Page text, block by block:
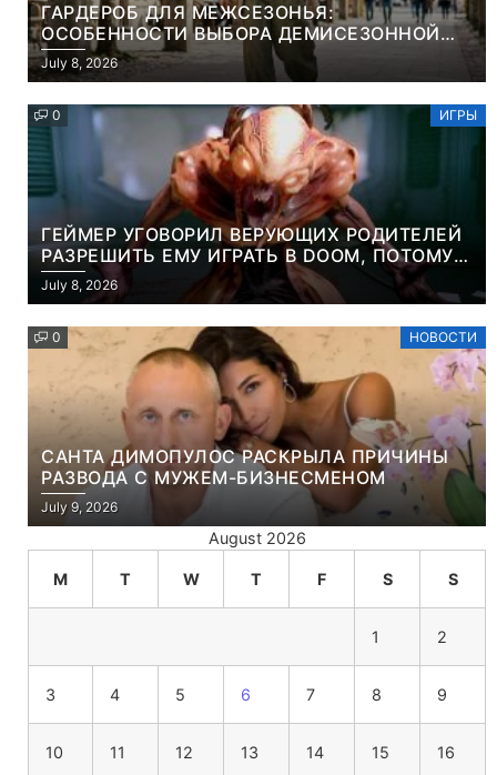
ГАРДЕРОБ ДЛЯ МЕЖСЕЗОНЬЯ:
ОСОБЕННОСТИ ВЫБОРА ДЕМИСЕЗОННОЙ
ПАРКИ И ЭЛЕГАНТНОГО ЖЕНСКОГО ПЛАЩА
July 8, 2026
0 ИГРЫ
ГЕЙМЕР УГОВОРИЛ ВЕРУЮЩИХ РОДИТЕЛЕЙ
РАЗРЕШИТЬ ЕМУ ИГРАТЬ В DOOM, ПОТОМУ
ЧТО ЭТО ХРИСТИАНСКАЯ ИГРА ПРО
УБИЙСТВО ДЕМОНОВ
July 8, 2026
0 НОВОСТИ
САНТА ДИМОПУЛОС РАСКРЫЛА ПРИЧИНЫ
РАЗВОДА С МУЖЕМ-БИЗНЕСМЕНОМ
July 9, 2026
August 2026
M T W T F S S
1 2
3 4 5 6 7 8 9
10 11 12 13 14 15 16